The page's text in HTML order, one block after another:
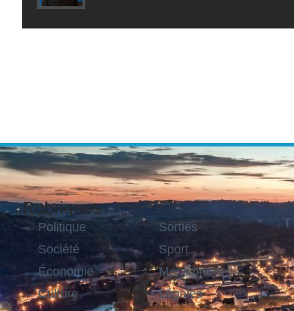
Rubriques
Politique
Société
Économie
Culture
Sorties
Sport
Magazine
Légales